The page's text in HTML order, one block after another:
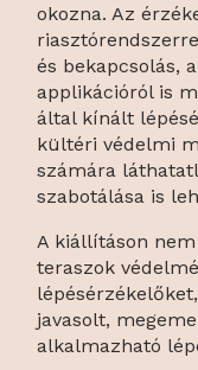
okozna. Az
és bekapcsolás,
applikációról is
által kínált
kültéri védelmi
számára
szabotálása is
A kiállításon
teraszok
javasolt,
alkalmazható